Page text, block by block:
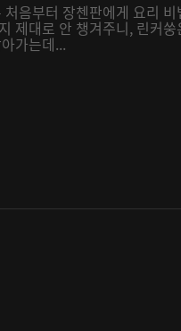
음부터 장첸판에게 요리
제대로 안 챙겨주니, 린커
가는데...